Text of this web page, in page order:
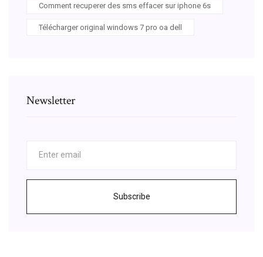
Comment recuperer des sms effacer sur iphone 6s
Télécharger original windows 7 pro oa dell
Newsletter
Subscribe